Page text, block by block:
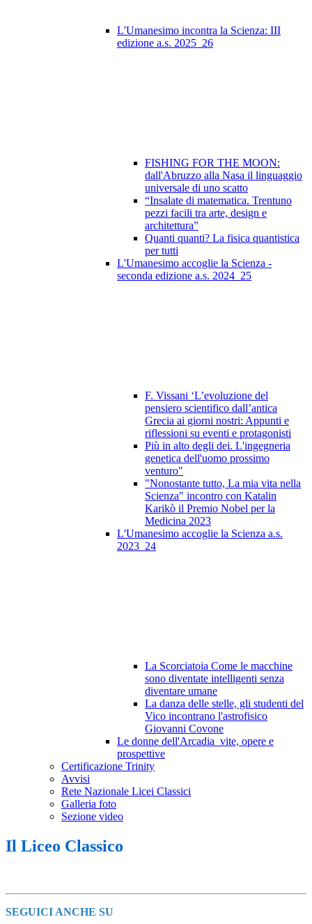
L'Umanesimo incontra la Scienza: III
edizione a.s. 2025_26
FISHING FOR THE MOON:
dall'Abruzzo alla Nasa il linguaggio
universale di uno scatto
“Insalate di matematica. Trentuno
pezzi facili tra arte, design e
architettura”
Quanti quanti? La fisica quantistica
per tutti
L'Umanesimo accoglie la Scienza -
seconda edizione a.s. 2024_25
F. Vissani ‘L’evoluzione del
pensiero scientifico dall’antica
Grecia ai giorni nostri: Appunti e
riflessioni su eventi e protagonisti
Più in alto degli dei. L'ingegneria
genetica dell'uomo prossimo
venturo"
"Nonostante tutto, La mia vita nella
Scienza" incontro con Katalin
Karikò il Premio Nobel per la
Medicina 2023
L'Umanesimo accoglie la Scienza a.s.
2023_24
La Scorciatoia Come le macchine
sono diventate intelligenti senza
diventare umane
La danza delle stelle, gli studenti del
Vico incontrano l'astrofisico
Giovanni Covone
Le donne dell'Arcadia_vite, opere e
prospettive
Certificazione Trinity
Avvisi
Rete Nazionale Licei Classici
Galleria foto
Sezione video
Il Liceo Classico
SEGUICI ANCHE SU